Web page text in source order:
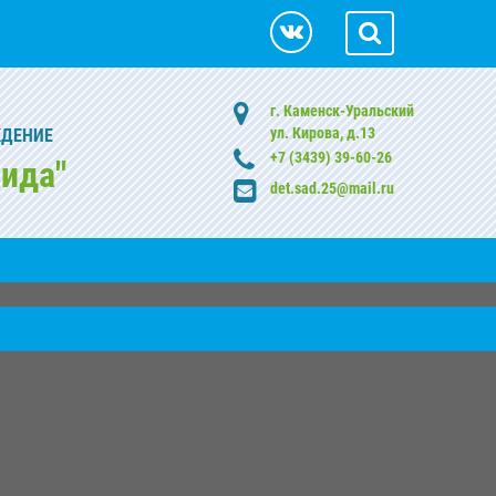
г. Каменск-Уральский
ул. Кирова, д.13
+7 (3439) 39-60-26
det.sad.25@mail.ru